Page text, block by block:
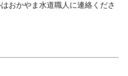
おかやま水道職人に連絡くださ